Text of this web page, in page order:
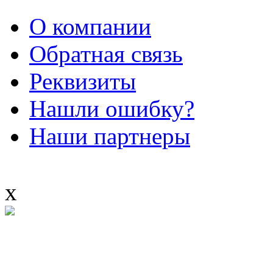
О компании
Обратная связь
Реквизиты
Нашли ошибку?
Наши партнеры
x